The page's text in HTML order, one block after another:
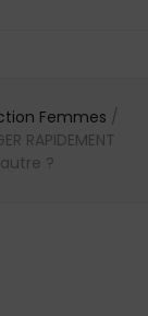
Femmes /
RAPIDEMENT
?